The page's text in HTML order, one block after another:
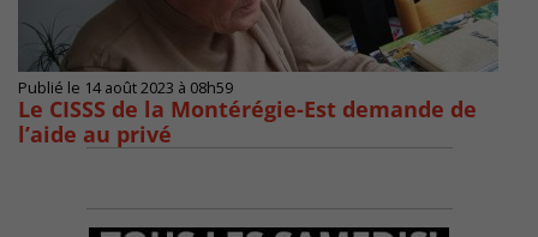
Publié le 14 août 2023 à 08h59
Le CISSS de la Montérégie-Est demande de
l’aide au privé